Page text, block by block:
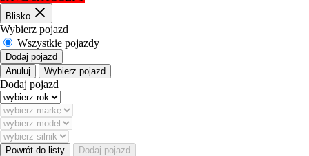
Blisko
Wybierz pojazd
Wszystkie pojazdy
Dodaj pojazd
Anuluj
Wybierz pojazd
Dodaj pojazd
Powrót do listy Dodaj pojazd